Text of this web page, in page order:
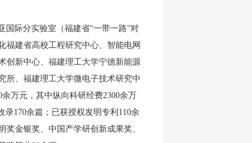
国际分实验室（福建省“一带一路”对
福建省高校工程研究中心、智能电网
创新中心、福建理工大学宁德新能源
所、福建理工大学微电子技术研究中
余万元，其中纵向科研经费2300余万
录170余篇；已获授权发明专利 110余
奖金银奖、中国产学研创新成果奖、